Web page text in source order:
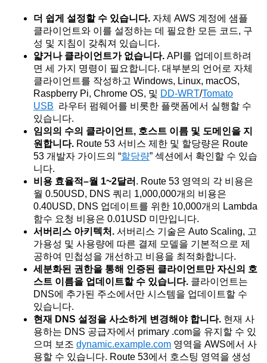
더 쉽게 설정할 수 있습니다. 자체 AWS 계정에 샘플
클라이언트와 이를 설정하는 데 필요한 모든 코드, 구
성 및 지침이 갖춰져 있습니다.
얇거나 클라이언트가 없습니다. API를 업데이트하려
면 세 가지 명령이 필요합니다. 대부분의 언어로 자체
클라이언트를 작성하고 Windows, Linux, macOS,
Raspberry Pi, Chrome OS, 및 DD-WRT/Tomato
USB 라우터 펌웨어를 비롯한 플랫폼에서 실행할 수
있습니다.
임의의 수의 클라이언트, 호스트 이름 및 도메인을 지
원합니다. Route 53 서비스 제한 및 할당량은 Route
53 개발자 가이드의 “할당량” 섹션에서 확인할 수 있습
니다.
비용 효율적–월 1~2달러 . Route 53 영역의 각 비용은
월 0.50USD, DNS 쿼리 1,000,000개의 비용은
0.40USD, DNS 업데이트를 위한 10,000개의 Lambda
함수 요청 비용은 0.01USD 미만입니다.
서버리스 아키텍처. 서버리스 기술은 Auto Scaling, 고
가용성 및 사용량에 따른 결제 모델을 기본적으로 제
공하여 민첩성을 개선하고 비용을 최적화합니다.
세분화된 권한을 통해 인증된 클라이언트만 자신의 호
스트 이름을 업데이트할 수 있습니다. 클라이언트는
DNS에 추가된 주소에서만 시스템을 업데이트할 수
있습니다.
현재 DNS 설정을 사소하게 변경해야 합니다. 현재 사
용하는 DNS 공급자에서 primary .com을 유지할 수 있
으며 보조 dynamic.example.com 영역을 AWS에서 사
용할 수 있습니다. Route 53에서 호스팅 영역을 생성